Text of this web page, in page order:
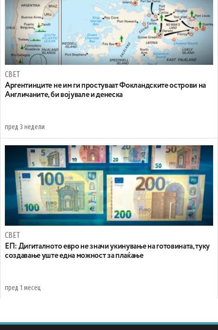
СВЕТ
Аргентинците не им ги простуваат Фокландските острови на
Англичаните, би војувале и денеска
пред 3 недели
СВЕТ
ЕП: Дигиталното евро не значи укинување на готовината, туку
создавање уште една можност за плаќање
пред 1 месец